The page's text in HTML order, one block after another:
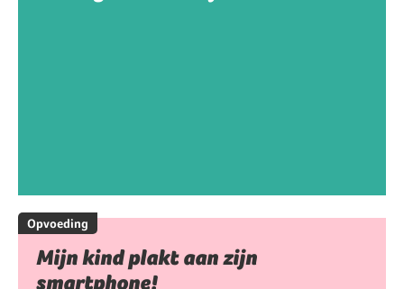
Opvoeding
Mijn kind plakt aan zijn
smartphone!